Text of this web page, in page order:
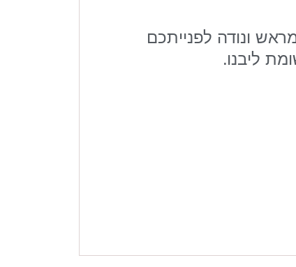
ונודה לפנייתכם